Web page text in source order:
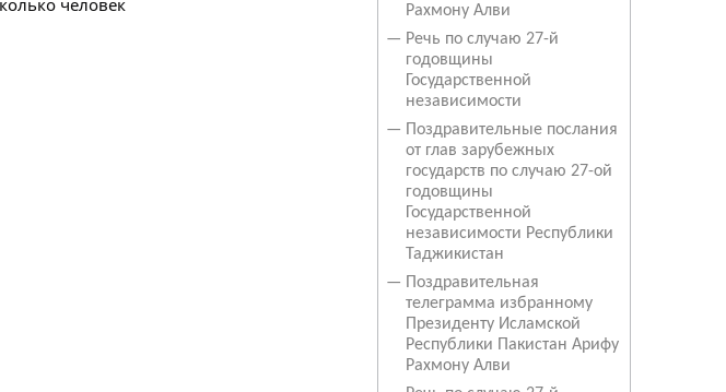
Рахмону Алви
— Речь по случаю 27-й
годовщины
Государственной
независимости
—
Поздравительные послания
от глав зарубежных
государств по случаю 27-ой
годовщины
Государственной
независимости Республики
Таджикистан
—
Поздравительная
телеграмма избранному
Президенту Исламской
Республики Пакистан Арифу
Рахмону Алви